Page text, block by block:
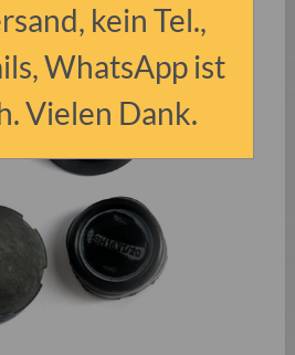
kein Tel.,
WhatsApp ist
Vielen Dank.